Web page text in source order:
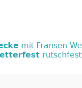
mit Fransen